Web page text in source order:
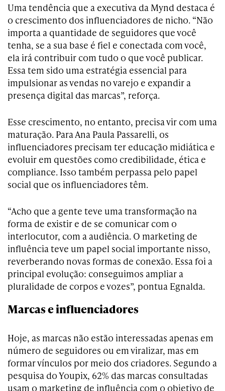
Uma tendência que a executiva da Mynd destaca é
o crescimento dos influenciadores de nicho. “Não
importa a quantidade de seguidores que você
tenha, se a sua base é fiel e conectada com você,
ela irá contribuir com tudo o que você publicar.
Essa tem sido uma estratégia essencial para
impulsionar as vendas no varejo e expandir a
presença digital das marcas”, reforça.
Esse crescimento, no entanto, precisa vir com uma
maturação. Para Ana Paula Passarelli, os
influenciadores precisam ter educação midiática e
evoluir em questões como credibilidade, ética e
compliance. Isso também perpassa pelo papel
social que os influenciadores têm.
“Acho que a gente teve uma transformação na
forma de existir e de se comunicar com o
interlocutor, com a audiência. O marketing de
influência teve um papel social importante nisso,
reverberando novas formas de conexão. Essa foi a
principal evolução: conseguimos ampliar a
pluralidade de corpos e vozes”, pontua Egnalda.
Marcas e influenciadores
Hoje, as marcas não estão interessadas apenas em
número de seguidores ou em viralizar, mas em
formar vínculos por meio dos criadores. Segundo a
pesquisa do Youpix, 62% das marcas consultadas
usam o marketing de influência com o objetivo de